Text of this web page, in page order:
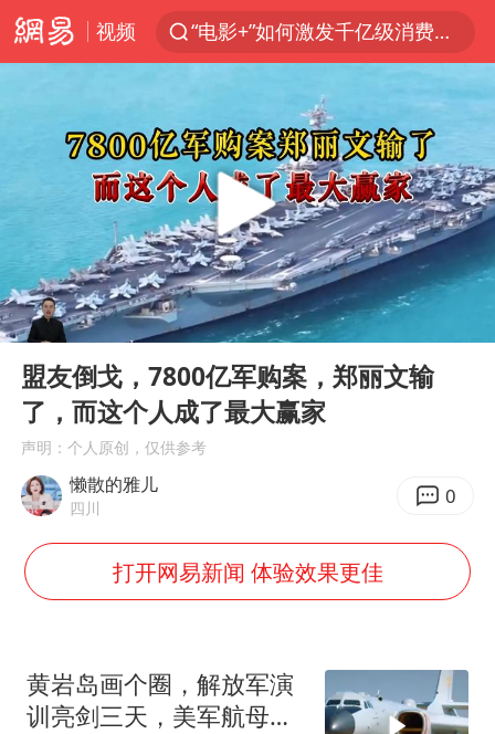
视频
“电影+”如何激发千亿级消费新活力？
河南将重点打击十类新型黑恶犯罪
老中医：立秋后养心是关键
中医教你一招提升气血
U17国足三连胜晋级明日之星半决赛
中国女篮70-67险胜尼日利亚女篮
国防部：坚决反制任何闹海挑衅图谋
日本试射“战斧”导弹，国防部回应
胡彦斌韩磊 谁帮谁
Play
00:00
盟友倒戈，7800亿军购案，郑丽文输
了，而这个人成了最大赢家
声明：个人原创，仅供参考
懒散的雅儿
四川 0
打开网易新闻 体验效果更佳
黄岩岛画个圈，解放军演
训亮剑三天，美军航母从